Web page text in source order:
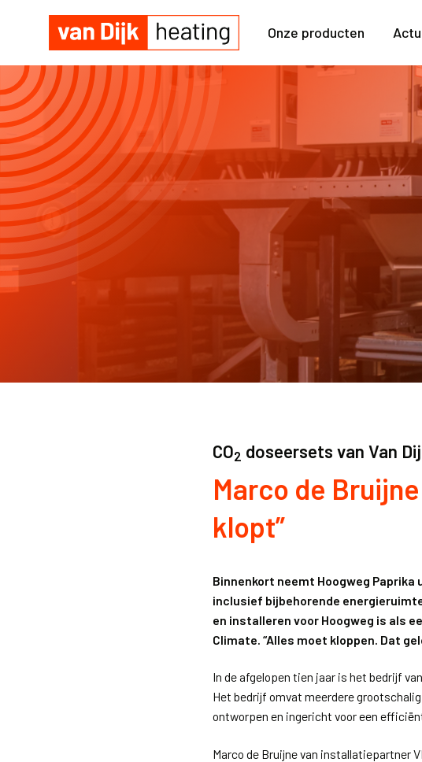
Onze producten
CO2 doseersets van Van
Marco de
klopt”
Binnenkort neemt Hoogweg
inclusief bijbehorende
en installeren voor Hoogweg is als
Climate. “Alles moet kloppen. Dat
In de afgelopen tien jaar is het bedrijf
Het bedrijf omvat meerdere
ontworpen en ingericht voor een
Marco de Bruijne van installatiepartner